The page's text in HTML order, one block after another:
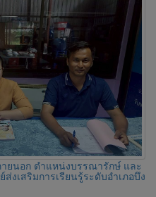
ยนอก ตำแหน่งบรรณารักษ์ และ
เสริมการเรียนรู้ระดับอำเภอบึง